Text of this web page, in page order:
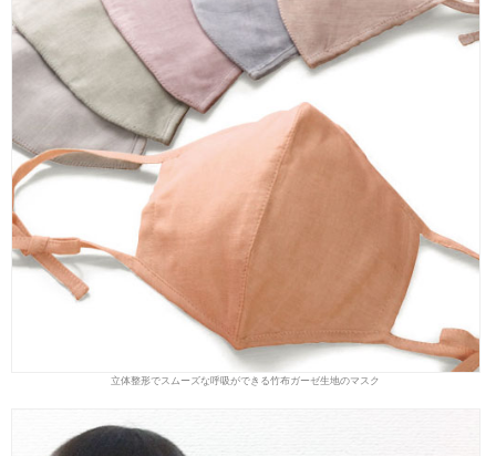
立体整形でスムーズな呼吸ができる竹布ガーゼ生地のマスク